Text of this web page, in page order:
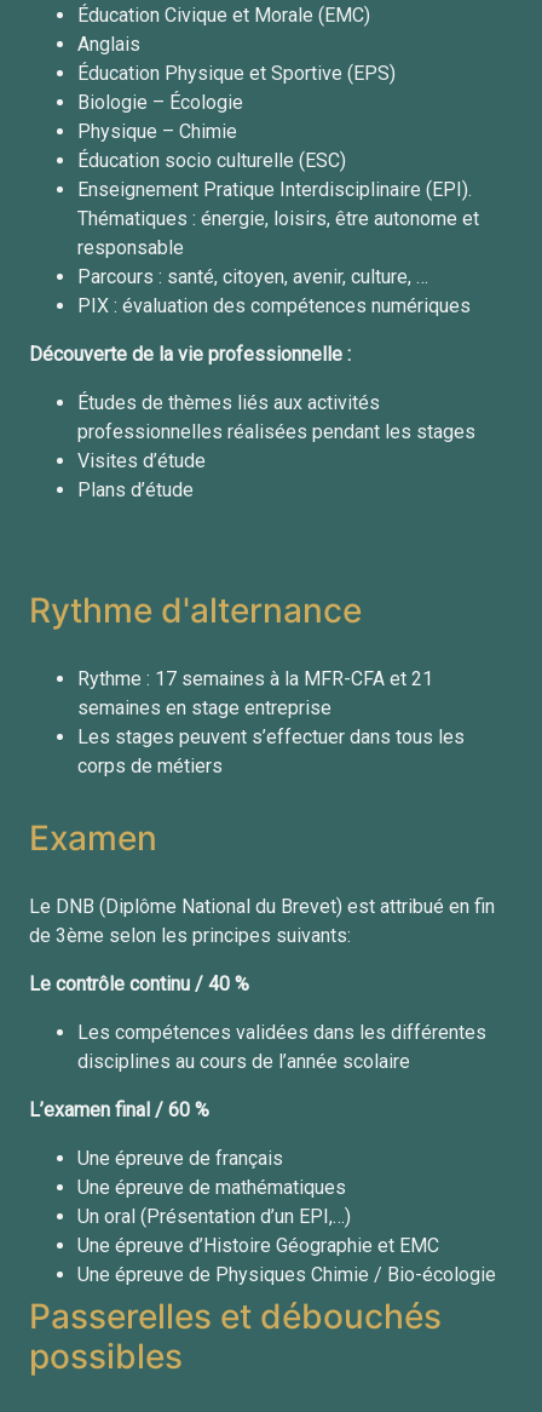
Éducation Civique et Morale (EMC)
Anglais
Éducation Physique et Sportive (EPS)
Biologie – Écologie
Physique – Chimie
Éducation socio culturelle (ESC)
Enseignement Pratique Interdisciplinaire (EPI).
Thématiques : énergie, loisirs, être autonome et
responsable
Parcours : santé, citoyen, avenir, culture, …
PIX : évaluation des compétences numériques
Découverte de la vie professionnelle :
Études de thèmes liés aux activités
professionnelles réalisées pendant les stages
Visites d’étude
Plans d’étude
Rythme d'alternance
Rythme : 17 semaines à la MFR-CFA et 21
semaines en stage entreprise
Les stages peuvent s’effectuer dans tous les
corps de métiers
Examen
Le DNB (Diplôme National du Brevet) est attribué en fin
de 3ème selon les principes suivants:
Le contrôle continu / 40 %
Les compétences validées dans les différentes
disciplines au cours de l’année scolaire
L’examen final / 60 %
Une épreuve de français
Une épreuve de mathématiques
Un oral (Présentation d’un EPI,…)
Une épreuve d’Histoire Géographie et EMC
Une épreuve de Physiques Chimie / Bio-écologie
Passerelles et débouchés
possibles